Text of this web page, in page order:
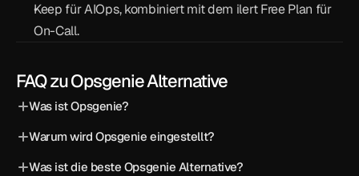
Keep für AIOps, kombiniert mit dem ilert Free Plan für
On-Call.
FAQ zu Opsgenie Alternative
Was ist Opsgenie?
Warum wird Opsgenie eingestellt?
Was ist die beste Opsgenie Alternative?